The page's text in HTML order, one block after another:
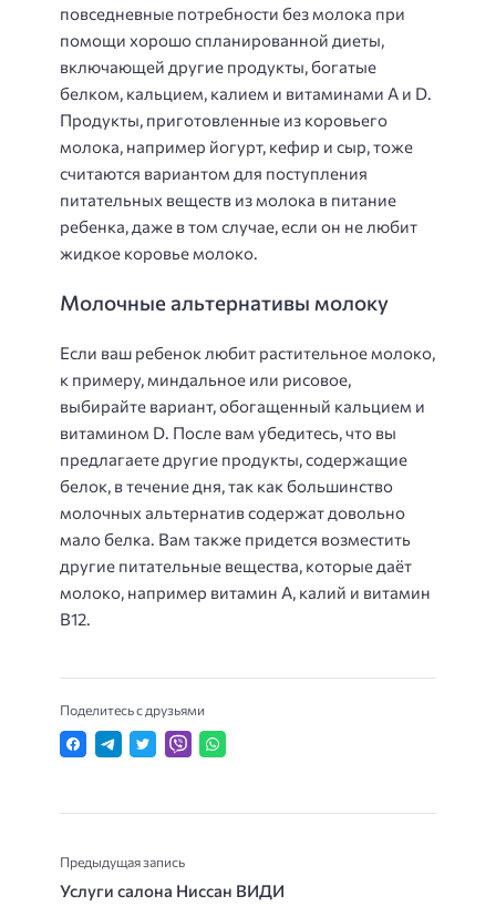
повседневные потребности без молока при
помощи хорошо спланированной диеты,
включающей другие продукты, богатые
белком, кальцием, калием и витаминами A и D.
Продукты, приготовленные из коровьего
молока, например йогурт, кефир и сыр, тоже
считаются вариантом для поступления
питательных веществ из молока в питание
ребенка, даже в том случае, если он не любит
жидкое коровье молоко.
Молочные альтернативы молоку
Если ваш ребенок любит растительное молоко,
к примеру, миндальное или рисовое,
выбирайте вариант, обогащенный кальцием и
витамином D. После вам убедитесь, что вы
предлагаете другие продукты, содержащие
белок, в течение дня, так как большинство
молочных альтернатив содержат довольно
мало белка. Вам также придется возместить
другие питательные вещества, которые даёт
молоко, например витамин А, калий и витамин
В12.
Поделитесь с друзьями
Предыдущая запись
Услуги салона Ниссан ВИДИ